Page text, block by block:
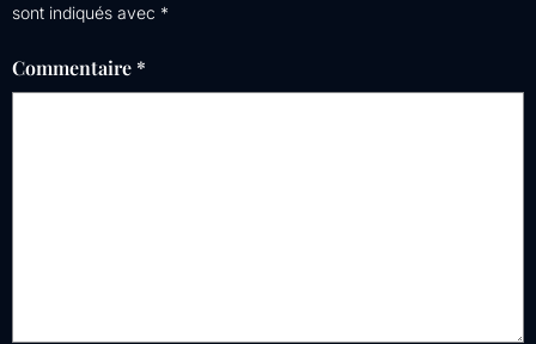
sont indiqués avec *
Commentaire *